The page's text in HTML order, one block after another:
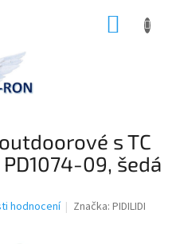
s TC
09, šedá
hodnocení Značka:PIDILIDI